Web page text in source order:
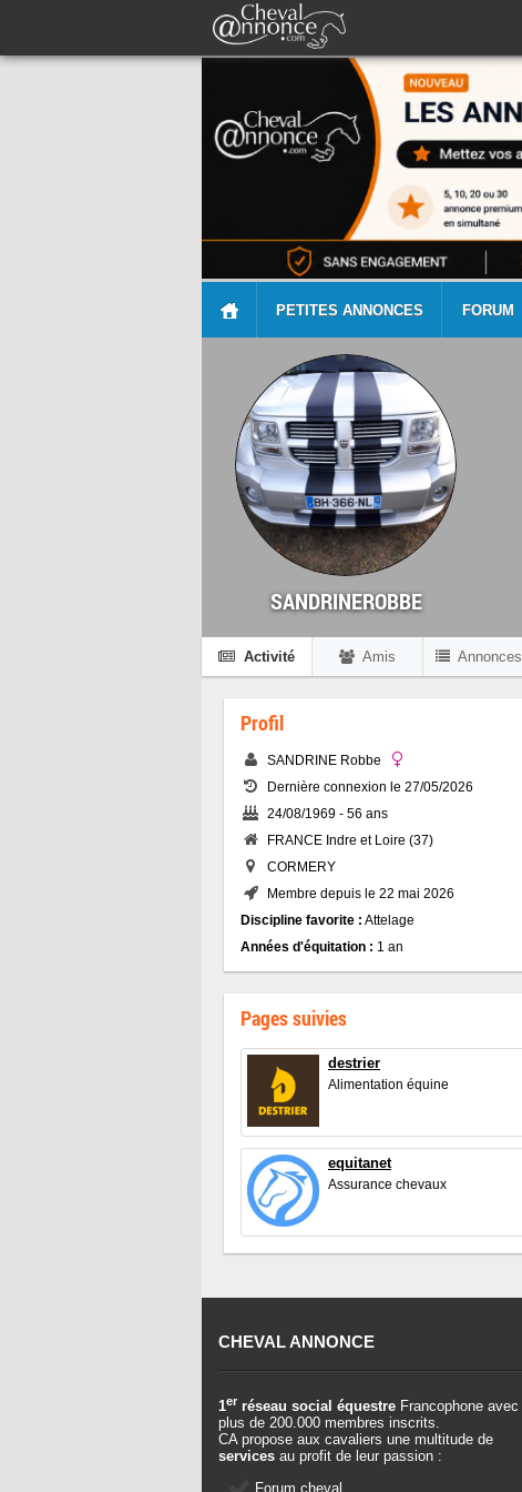
PETITES ANNONCES FORUM
SANDRINEROBBE
Activité Amis Annonces
Profil
SANDRINE Robbe
Dernière connexion le 27/05/2026
24/08/1969 - 56 ans
FRANCE Indre et Loire (37)
CORMERY
Membre depuis le 22 mai 2026
Discipline favorite : Attelage
Années d'équitation : 1 an
Pages suivies
destrier
Alimentation équine
equitanet
Assurance chevaux
CHEVAL ANNONCE
1er réseau social équestre Francophone avec
plus de 200.000 membres inscrits.
CA propose aux cavaliers une multitude de
services au profit de leur passion :
Forum cheval